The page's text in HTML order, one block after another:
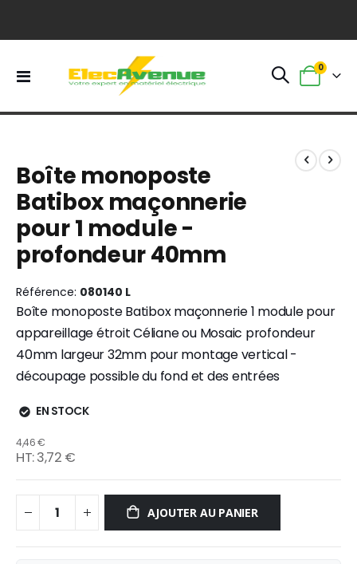
Basculer
Panier
0
the
end
of
the
images
gallery
the
beginning
of
the
images
gallery
Boîte monoposte
Batibox maçonnerie
pour 1 module -
profondeur 40mm
Référence 080140 L
Boîte monoposte Batibox maçonnerie 1 module pour
appareillage étroit Céliane ou Mosaic profondeur
40mm largeur 32mm pour montage vertical -
découpage possible du fond et des entrées
EN STOCK
4,46 €
3,72 €
AJOUTER AU PANIER